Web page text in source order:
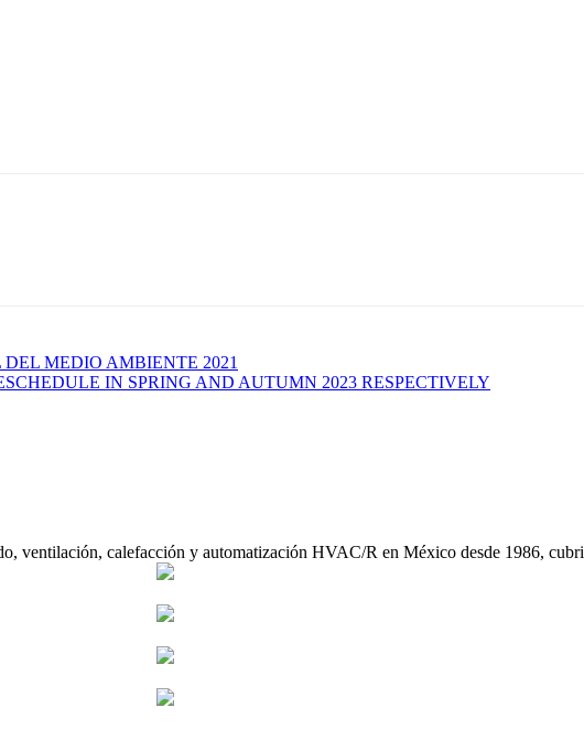
MEDIO AMBIENTE 2021
IN SPRING AND AUTUMN 2023 RESPECTIVELY
ventilación, calefacción y automatización HVAC/R en México desde 1986,